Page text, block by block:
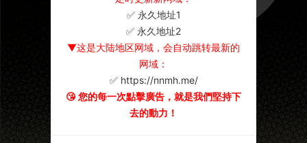
✅ 永久地址1
✅ 永久地址2
▼这是大陆地区网域，会自动跳转最新的
网域：
✅ https://nnmh.me/
😘 您的每一次點擊廣告，就是我們堅持下
去的動力！